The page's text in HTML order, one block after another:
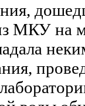
МКУ на